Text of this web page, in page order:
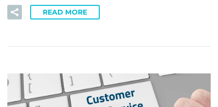
READ MORE